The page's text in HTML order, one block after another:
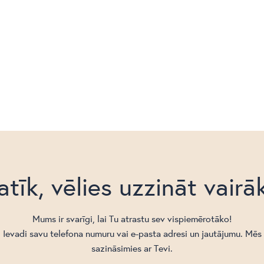
vēlies uzzināt
Mums ir svarīgi, lai Tu atrastu sev vispiemērotāko!
Ievadi savu telefona numuru vai e-pasta adresi un jautājumu. Mēs
sazināsimies ar Tevi.